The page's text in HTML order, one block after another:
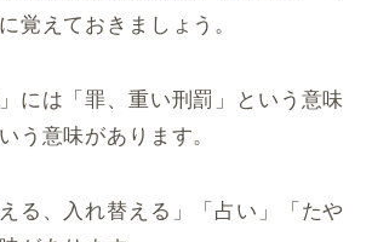
覚えておきましょう。
には「罪、重い刑罰」という意味
う意味があります。
る、入れ替える」「占い」「たや